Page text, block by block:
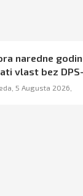
naredne
vlast bez
5 Augusta 2026,